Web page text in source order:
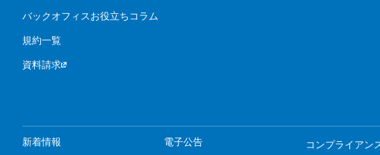
バックオフィスお役立ちコラム
規約一覧
資料請求
新着情報 電子公告 コンプライアン